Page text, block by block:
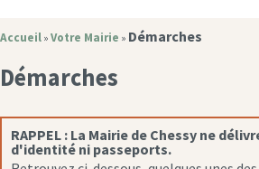
Accueil » Votre Mairie » Démarches
Démarches
RAPPEL : La Mairie de Chessy ne
d'identité ni passeports.